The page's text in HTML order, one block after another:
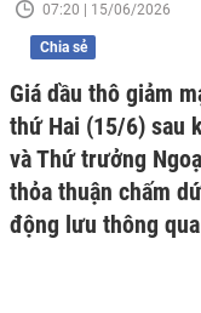
07:20 | 15/06/2026
Chia sẻ
Giá dầu thô giảm
thứ Hai (15/6) sau
và Thứ trưởng
thỏa thuận chấm
động lưu thông